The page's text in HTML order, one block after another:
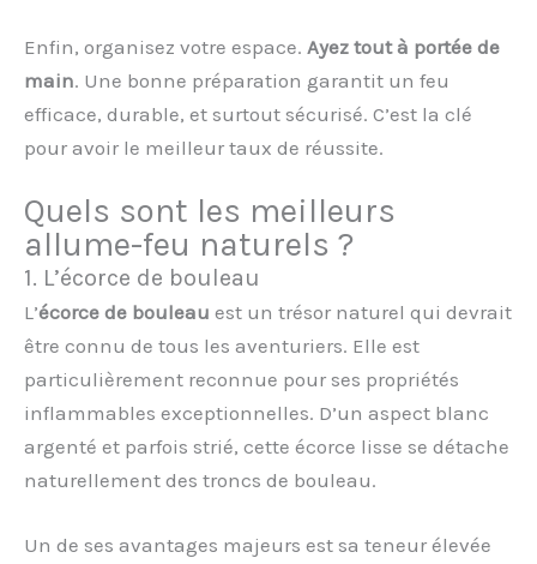
Enfin, organisez votre espace. Ayez tout à portée de
main. Une bonne préparation garantit un feu
efficace, durable, et surtout sécurisé. C’est la clé
pour avoir le meilleur taux de réussite.
Quels sont les meilleurs
allume-feu naturels ?
1. L’écorce de bouleau
L’écorce de bouleau est un trésor naturel qui devrait
être connu de tous les aventuriers. Elle est
particulièrement reconnue pour ses propriétés
inflammables exceptionnelles. D’un aspect blanc
argenté et parfois strié, cette écorce lisse se détache
naturellement des troncs de bouleau.
Un de ses avantages majeurs est sa teneur élevée